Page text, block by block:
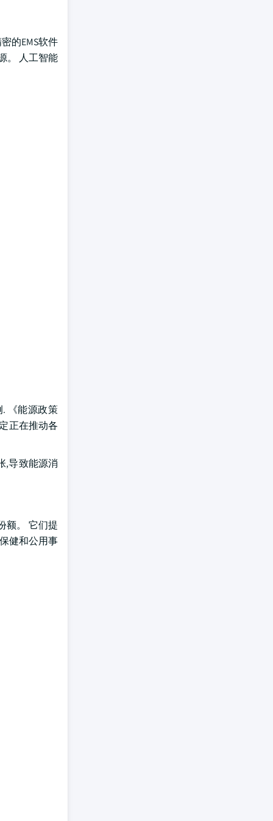
的EMS软件
。 人工智能
《能源政策
正在推动各
,导致能源消
额。 它们提
健和公用事